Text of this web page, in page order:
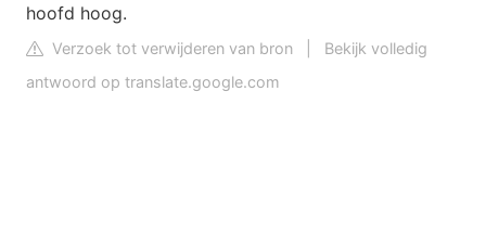
hoofd hoog.
Verzoek tot verwijderen van bron
Bekijk volledig
antwoord op translate.google.com